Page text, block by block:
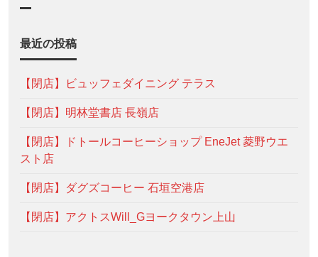
最近の投稿
【閉店】ビュッフェダイニング テラス
【閉店】明林堂書店 長嶺店
【閉店】ドトールコーヒーショップ EneJet 菱野ウエ
スト店
【閉店】ダグズコーヒー 石垣空港店
【閉店】アクトスWill_Gヨークタウン上山